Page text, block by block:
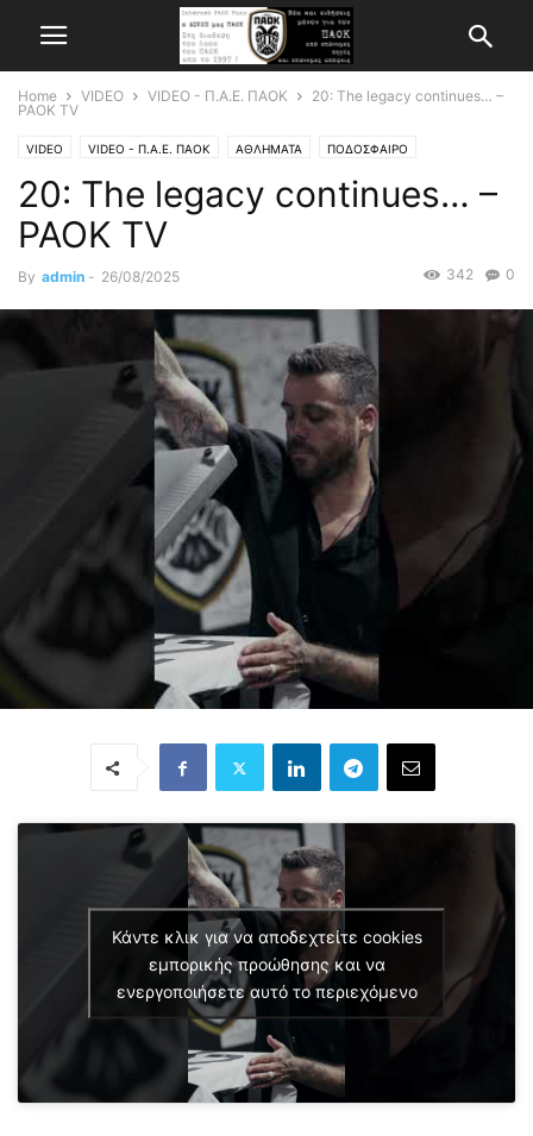
Home VIDEO VIDEO - Π.Α.Ε. ΠΑΟΚ
20: The legacy continues… –
PAOK TV
VIDEO VIDEO - Π.Α.Ε. ΠΑΟΚ ΑΘΛΗΜΑΤΑ ΠΟΔΟΣΦΑΙΡΟ
20: The legacy continues… –
PAOK TV
By admin - 26/08/2025 0
342
Κάντε κλικ για να αποδεχτείτε cookies
εμπορικής προώθησης και να
ενεργοποιήσετε αυτό το περιεχόμενο